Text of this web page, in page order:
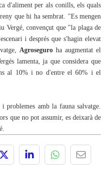
d'aliment per als conills, els quals
que hi ha sembrat. "Es mengen
Vergé, convençut que "la plaga de
i després que s'hagin elevat
Agroseguro ha augmentat el
lamenta, ja que considera que
al 10% i no d'entre el 60% i el
problemes amb la fauna salvatge.
que no pot assumir, es deixarà de